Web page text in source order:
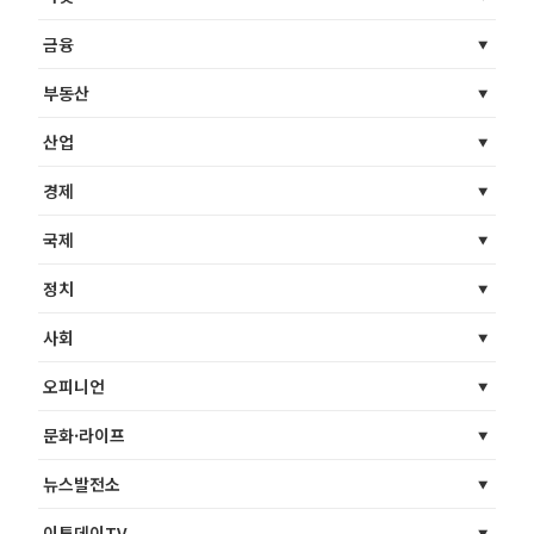
금융
부동산
산업
경제
국제
정치
사회
오피니언
문화·라이프
뉴스발전소